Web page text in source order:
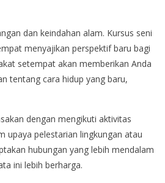
dan keindahan alam. Kursus seni
menyajikan perspektif baru bagi
setempat akan memberikan Anda
tentang cara hidup yang baru,
dengan mengikuti aktivitas
upaya pelestarian lingkungan atau
hubungan yang lebih mendalam
ini lebih berharga.